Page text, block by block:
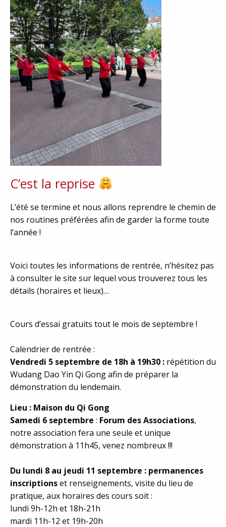
C’est la reprise
L’été se termine et nous allons reprendre le chemin de
nos routines préférées afin de garder la forme toute
l’année !
Voici toutes les informations de rentrée, n’hésitez pas
à consulter le site sur lequel vous trouverez tous les
détails (horaires et lieux)…
Cours d’essai gratuits tout le mois de septembre !
Calendrier de rentrée :
Vendredi 5 septembre de 18h à 19h30 : répétition du
Wudang Dao Yin Qi Gong afin de préparer la
démonstration du lendemain.
Lieu : Maison du Qi Gong
Samedi 6 septembre : Forum des Associations,
notre association fera une seule et unique
démonstration à 11h45, venez nombreux !!!
Du lundi 8 au jeudi 11 septembre : permanences
inscriptionset renseignements, visite du lieu de
pratique, aux horaires des cours soit :
lundi 9h-12h et 18h-21h
mardi 11h-12 et 19h-20h